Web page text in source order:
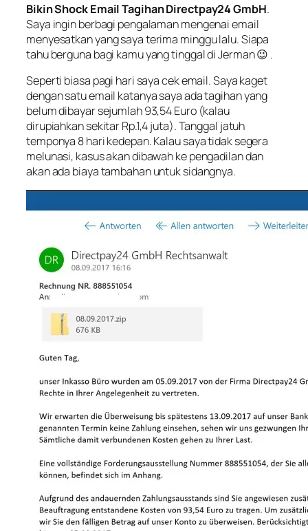
Bikin Shock Email Tagihan Directpay24 GmbH.
Saya ingin berbagi pengalaman mengenai email
menyesatkan yang saya terima minggu lalu. Siapa
tahu berguna bagi kamu yang tinggal di Jerman 😉 .
Seperti biasa pagi hari saya cek email. Saya kaget
dengan satu email katanya saya ada tagihan yang
belum dibayar sejumlah 93,54 Euro (kalau
dirupiahkan sekitar Rp.1,4 juta). Tanggal jatuh
temponya 8 hari kedepan. Kalau saya tidak segera
melunasi, kasus akan dibawah ke pengadilan dan
akan ada biaya tambahan untuk sidangnya.